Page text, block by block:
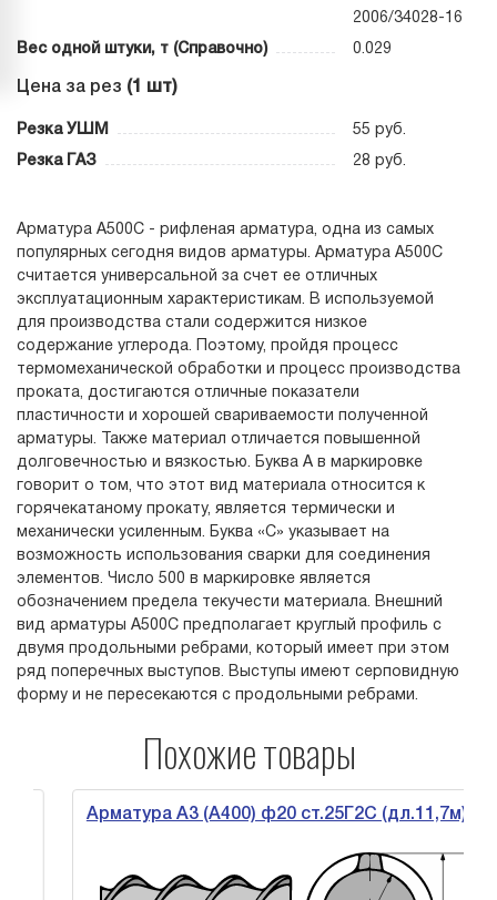
2006/34028-16
Вес одной штуки, т (Справочно) 0.029
Цена за рез (1 шт)
Резка УШМ 55 руб.
Резка ГАЗ 28 руб.
Арматура А500С - рифленая арматура, одна из самых
популярных сегодня видов арматуры. Арматура А500С
считается универсальной за счет ее отличных
эксплуатационным характеристикам. В используемой
для производства стали содержится низкое
содержание углерода. Поэтому, пройдя процесс
термомеханической обработки и процесс производства
проката, достигаются отличные показатели
пластичности и хорошей свариваемости полученной
арматуры. Также материал отличается повышенной
долговечностью и вязкостью. Буква А в маркировке
говорит о том, что этот вид материала относится к
горячекатаному прокату, является термически и
механически усиленным. Буква «С» указывает на
возможность использования сварки для соединения
элементов. Число 500 в маркировке является
обозначением предела текучести материала. Внешний
вид арматуры А500С предполагает круглый профиль с
двумя продольными ребрами, который имеет при этом
ряд поперечных выступов. Выступы имеют серповидную
форму и не пересекаются с продольными ребрами.
Похожие товары
Арматура А3 (А400) ф20 ст.25Г2С (дл.11,7м)